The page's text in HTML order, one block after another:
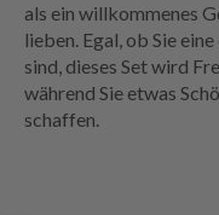
als ein willkommenes
lieben. Egal, ob Sie
sind, dieses Set wird
während Sie etwas
schaffen.